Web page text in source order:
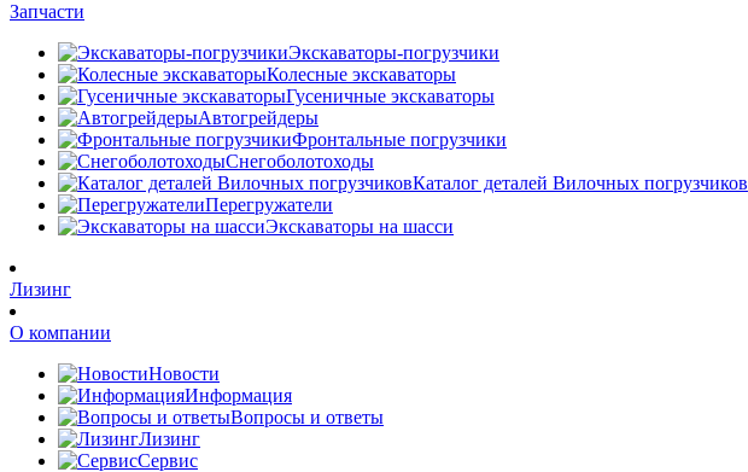
Запчасти
Экскаваторы-погрузчики
Колесные экскаваторы
Гусеничные экскаваторы
Автогрейдеры
Фронтальные погрузчики
Снегоболотоходы
Каталог деталей Вилочных погрузчиков
Перегружатели
Экскаваторы на шасси
Лизинг
О компании
Новости
Информация
Вопросы и ответы
Лизинг
Сервис